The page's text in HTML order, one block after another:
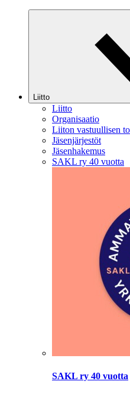
Liitto
Liitto
Organisaatio
Liiton vastuullisen
Jäsenjärjestöt
Jäsenhakemus
SAKL ry 40 vuotta
SAKL ry 40 vuotta